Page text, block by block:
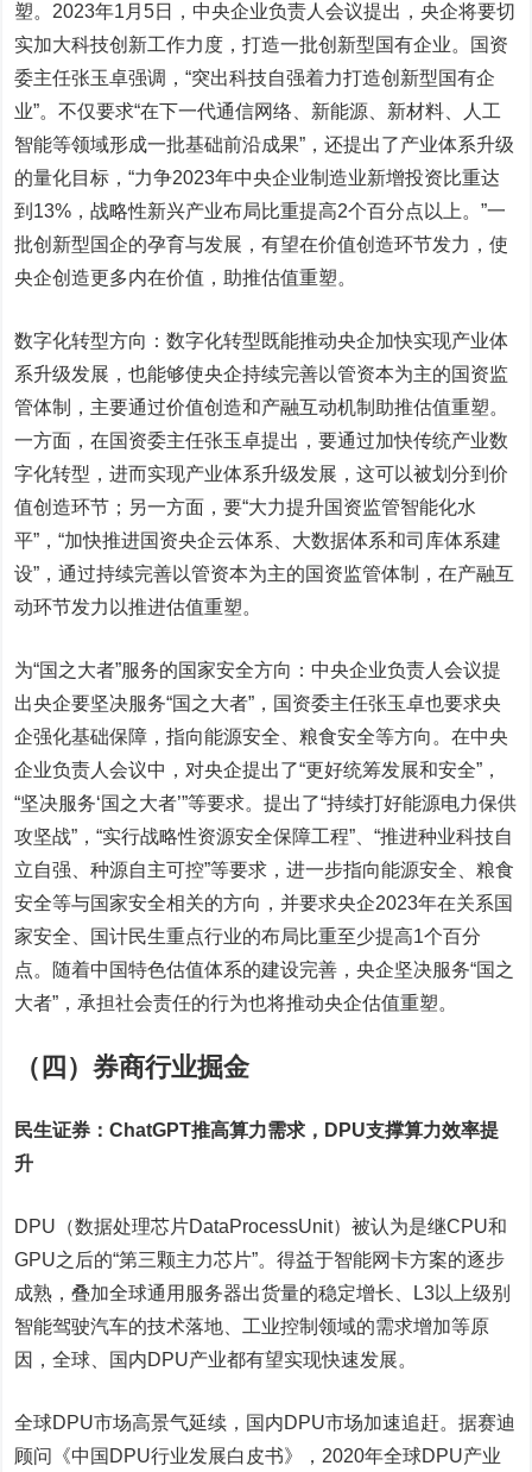
塑。2023年1月5日，中央企业负责人会议提出，央企将要切
实加大科技创新工作力度，打造一批创新型国有企业。国资
委主任张玉卓强调，“突出科技自强着力打造创新型国有企
业”。不仅要求“在下一代通信网络、新能源、新材料、人工
智能等领域形成一批基础前沿成果”，还提出了产业体系升级
的量化目标，“力争2023年中央企业制造业新增投资比重达
到13%，战略性新兴产业布局比重提高2个百分点以上。”一
批创新型国企的孕育与发展，有望在价值创造环节发力，使
央企创造更多内在价值，助推估值重塑。
数字化转型方向：数字化转型既能推动央企加快实现产业体
系升级发展，也能够使央企持续完善以管资本为主的国资监
管体制，主要通过价值创造和产融互动机制助推估值重塑。
一方面，在国资委主任张玉卓提出，要通过加快传统产业数
字化转型，进而实现产业体系升级发展，这可以被划分到价
值创造环节；另一方面，要“大力提升国资监管智能化水
平”，“加快推进国资央企云体系、大数据体系和司库体系建
设”，通过持续完善以管资本为主的国资监管体制，在产融互
动环节发力以推进估值重塑。
为“国之大者”服务的国家安全方向：中央企业负责人会议提
出央企要坚决服务“国之大者”，国资委主任张玉卓也要求央
企强化基础保障，指向能源安全、粮食安全等方向。在中央
企业负责人会议中，对央企提出了“更好统筹发展和安全”，
“坚决服务‘国之大者’”等要求。提出了“持续打好能源电力保供
攻坚战”，“实行战略性资源安全保障工程”、“推进种业科技自
立自强、种源自主可控”等要求，进一步指向能源安全、粮食
安全等与国家安全相关的方向，并要求央企2023年在关系国
家安全、国计民生重点行业的布局比重至少提高1个百分
点。随着中国特色估值体系的建设完善，央企坚决服务“国之
大者”，承担社会责任的行为也将推动央企估值重塑。
（四）券商行业掘金
民生证券：ChatGPT推高算力需求，DPU支撑算力效率提
升
DPU（数据处理芯片DataProcessUnit）被认为是继CPU和
GPU之后的“第三颗主力芯片”。得益于智能网卡方案的逐步
成熟，叠加全球通用服务器出货量的稳定增长、L3以上级别
智能驾驶汽车的技术落地、工业控制领域的需求增加等原
因，全球、国内DPU产业都有望实现快速发展。
全球DPU市场高景气延续，国内DPU市场加速追赶。据赛迪
顾问《中国DPU行业发展白皮书》，2020年全球DPU产业